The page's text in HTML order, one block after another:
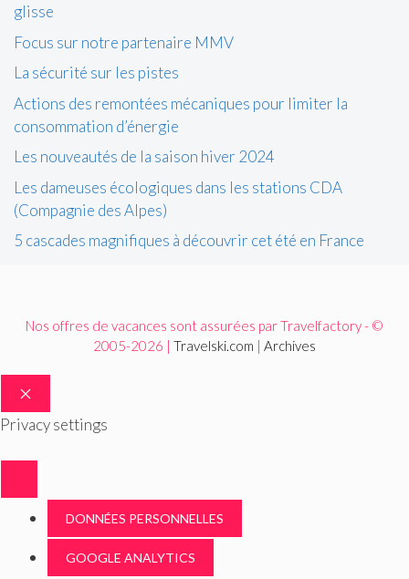
glisse
Focus sur notre partenaire MMV
La sécurité sur les pistes
Actions des remontées mécaniques pour limiter la
consommation d’énergie
Les nouveautés de la saison hiver 2024
Les dameuses écologiques dans les stations CDA
(Compagnie des Alpes)
5 cascades magnifiques à découvrir cet été en France
Nos offres de vacances sont assurées par Travelfactory - ©
2005-2026 | Travelski.com | Archives
FERMER
Privacy settings
DONNÉES PERSONNELLES
GOOGLE ANALYTICS